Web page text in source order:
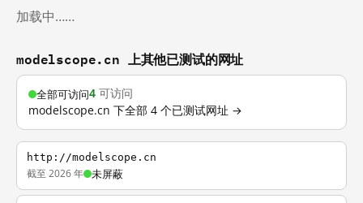
加载中……
modelscope.cn 上其他已测试的网址
全部可访问4 可访问
modelscope.cn 下全部 4 个已测试网址 →
http://modelscope.cn
截至 2026 年 未屏蔽